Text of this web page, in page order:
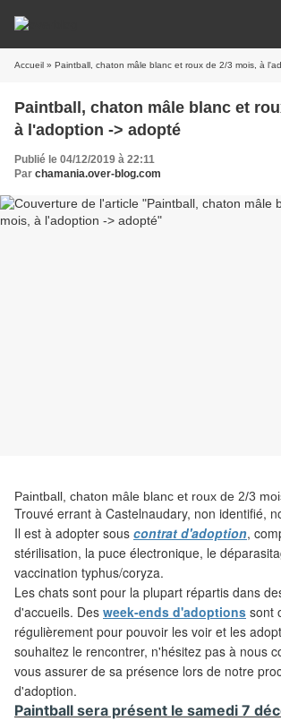
Accueil » Paintball, chaton mâle blanc et roux de 2/3 mois, à
Paintball, chaton mâle blanc et
à l'adoption -> adopté
Publié le 04/12/2019 à 22:11
Par chamania.over-blog.com
Paintball, chaton mâle blanc et roux de 2/3
Trouvé errant à Castelnaudary, non identifié,
Il est à adopter sous contrat d'adoption,
stérilisation, la puce électronique, le
vaccination typhus/coryza.
Les chats sont pour la plupart répartis dans
d'accueils. Des week-ends d'adoptions sont
régulièrement pour pouvoir les voir et les
souhaitez le rencontrer, n'hésitez pas à nous
vous assurer de sa présence lors de notre
d'adoption.
Paintball sera présent le samedi 7